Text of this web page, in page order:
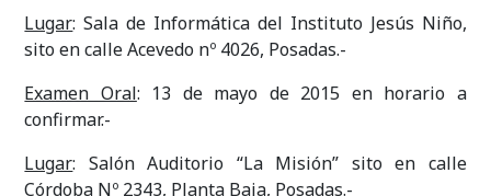
Lugar: Sala de Informática del Instituto Jesús Niño,
sito en calle Acevedo nº 4026, Posadas.-
Examen Oral: 13 de mayo de 2015 en horario a
confirmar.-
Lugar: Salón Auditorio “La Misión” sito en calle
Córdoba Nº 2343, Planta Baja, Posadas.-